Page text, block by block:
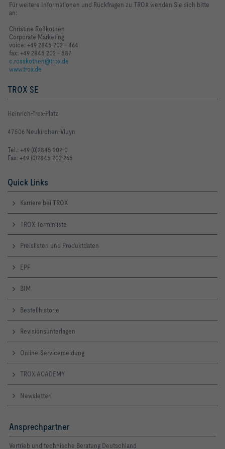
Für weitere Informationen und Rückfragen zu TROX wenden Sie sich bitte
an:
Christine Roßkothen
Corporate Marketing
voice: +49 2845 202 - 464
fax: +49 2845 202 - 587
c.rosskothen@trox.de
www.trox.de
TROX SE
Heinrich-Trox-Platz
47506 Neukirchen-Vluyn
Tel.: +49 (0)2845 202-0
Fax: +49 (0)2845 202-265
Quick Links
Karriere bei TROX
TROX Terminliste
Preislisten und Produktdaten
EPF
BIM
Bestellhistorie
Revisionsunterlagen
Online-Servicemeldung
TROX ACADEMY
Newsletter
Ansprechpartner
Vertrieb und technische Beratung Deutschland